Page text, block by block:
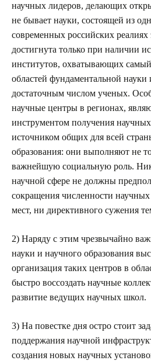
научных лидеров, делающих
не бывает науки, состоящей из
современных российских
достигнута только при наличии
институтов, охватывающих
областей фундаментальной
достаточным числом ученых.
научные центры в регионах,
инструментом получения научных
источником общих для всей
образования: они выполняют не
важнейшую социальную роль.
научной сфере не должны
сокращения численности
мест, ни директивного сужения
2) Наряду с этим чрезвычайно
науки и научного образования
организация таких центров в
быстро воссоздать научные
развитие ведущих научных школ.
3) На повестке дня остро стоит
поддержания научной
создания новых научных